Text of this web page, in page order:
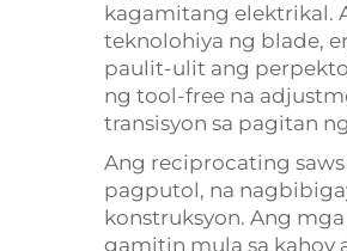
kagamitang elektrikal.
teknolohiya ng blade,
paulit-ulit ang
ng tool-free na
transisyon sa pagitan
Ang reciprocating
pagputol, na
konstruksyon. Ang
gamitin mula sa kahoy